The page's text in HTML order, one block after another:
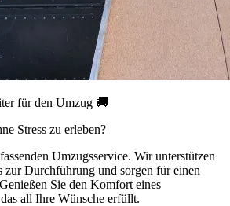
für den Umzug 🚚
Stress zu erleben?
Umzugsservice. Wir unterstützen
zur Durchführung und sorgen für einen
Sie den Komfort eines
all Ihre Wünsche erfüllt.